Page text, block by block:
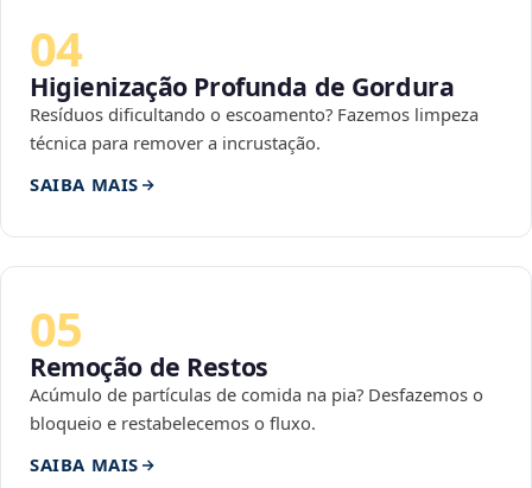
04
Higienização Profunda de Gordura
Resíduos dificultando o escoamento? Fazemos limpeza
técnica para remover a incrustação.
SAIBA MAIS
05
Remoção de Restos
Acúmulo de partículas de comida na pia? Desfazemos o
bloqueio e restabelecemos o fluxo.
SAIBA MAIS